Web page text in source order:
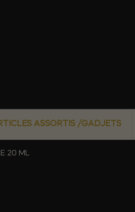
ASSORTIS /GADJETS
20 ML